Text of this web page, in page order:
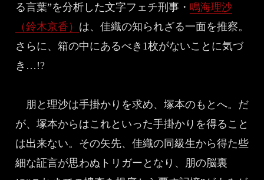
る言葉”を分析した文字フェチ刑事・ 鳴海理沙
（鈴木京香） は、佳織の知られざる一面を推察。
さらに、箱の中にあるべき1枚がないことに気づ
き…!?
朋と理沙は手掛かりを求め、塚本のもとへ。だ
が、塚本からはこれといった手掛かりを得ること
は出来ない。その矢先、佳織の同級生から得た些
細な証言が思わぬトリガーとなり、朋の脳裏